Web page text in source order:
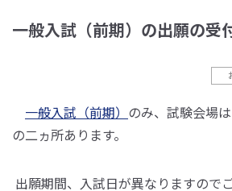
一般入試（前期）の出願の受
一般入試（前期） のみ、試験会場
の二ヵ所あります。
出願期間、入試日が異なりますので